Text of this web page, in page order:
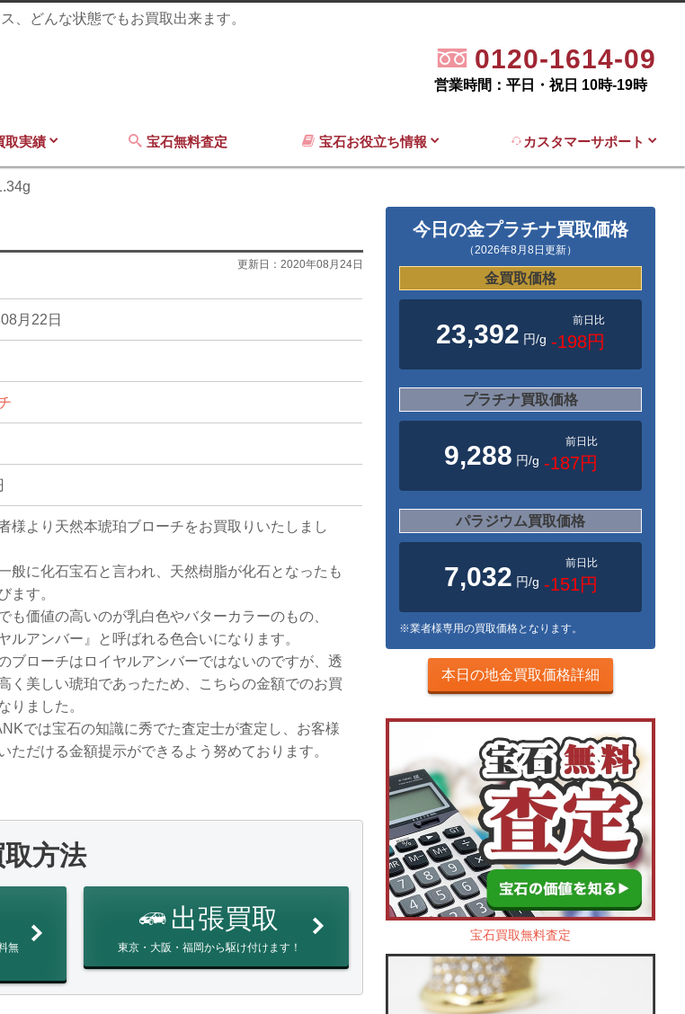
、どんな状態でもお買取出来ます。
0120-1614-09
営業時間：平日・祝日 10時-19時
取実績 宝石無料査定 宝石お役立ち情報 カスタマーサポート
更新日： 2020年08月24日
月22日
様より天然本琥珀ブローチをお買取りいたしまし
般に化石宝石と言われ、天然樹脂が化石となったも
ます。
も価値の高いのが乳白色やバターカラーのもの、
ヤルアンバー』と呼ばれる色合いになります。
ブローチはロイヤルアンバーではないのですが、透
く美しい琥珀であったため、こちらの金額でのお買
りました。
では宝石の知識に秀でた査定士が査定し、お客様
ただける金額提示ができるよう努めております。
方法
無
出張買取
東京・大阪・福岡から駆け付けます！
今日の金プラチナ買取価格
（2026年8月8日更新）
金買取価格
23,392 円/g
前日比
-198円
プラチナ買取価格
9,288 円/g
前日比
-187円
パラジウム買取価格
7,032 円/g
前日比
-151円
※業者様専用の買取価格となります。
本日の地金買取価格詳細
宝石買取無料査定